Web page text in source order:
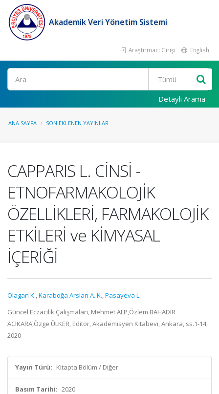
Akademik Veri Yönetim Sistemi
Araştırmacı Girişi English
Ara
Detaylı Arama
ANA SAYFA SON EKLENEN YAYINLAR
CAPPARIS L. CİNSİ -
ETNOFARMAKOLOJİK
ÖZELLİKLERİ, FARMAKOLOJİK
ETKİLERİ ve KİMYASAL
İÇERİĞİ
Olagan K.,Karaboğa Arslan A. K.,Pasayeva L.
Güncel Eczacılık Çalışmaları, Mehmet ALP,Özlem BAHADIR
ACIKARA,Özge ÜLKER, Editör, Akademisyen Kitabevi, Ankara, ss.1-14,
2020
Yayın Türü: Kitapta Bölüm / Diğer
Basım Tarihi: 2020